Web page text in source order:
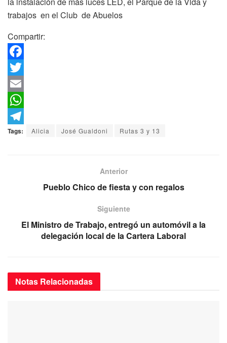
trabajos en el Club de Abuelos
Compartir:
F
a
c
e
b
T
w
t
E
m
a
W
h
T
Tags: Alicia José Gualdoni Rutas 3 y 13
Anterior
Pueblo Chico de fiesta y con regalos
Siguiente
El Ministro de Trabajo, entregó un automóvil a la
delegación local de la Cartera Laboral
Notas Relacionadas